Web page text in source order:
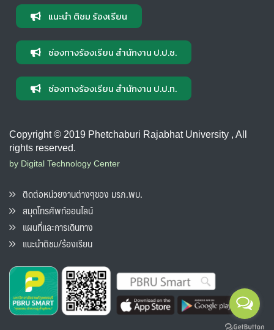
แนะนำ ติชม ร้องเรียน
ช่องทางร้องเรียน สำนักงาน ป.ป.ช.
ช่องทางร้องเรียน สำนักงาน ป.ป.ท.
Copyright © 2019 Phetchaburi Rajabhat University , All
rights reserved.
by Digital Technology Center
ติดต่อหน่วยงานต่างๆของ มรภ.พบ.
สมุดโทรศัพท์ออนไลน์
แผนที่และการเดินทาง
แนะนำติชม/ร้องเรียน